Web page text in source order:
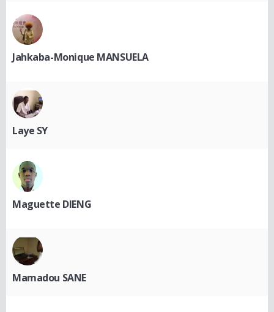
Jahkaba-Monique MANSUELA
Laye SY
Maguette DIENG
Mamadou SANE